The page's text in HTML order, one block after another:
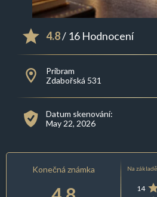
4.8/ 16 Hodnocení
Pribram
Zdabořská 531
Datum skenování:
May 22, 2026
Konečná známka Na
14